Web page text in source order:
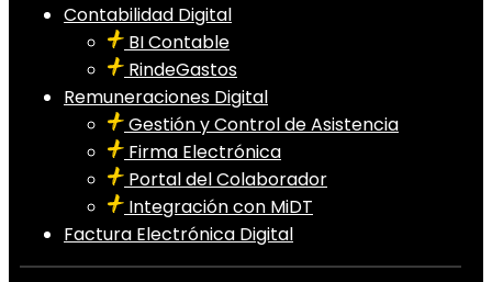
Contabilidad Digital
BI Contable
RindeGastos
Remuneraciones Digital
Gestión y Control de Asistencia
Firma Electrónica
Portal del Colaborador
Integración con MiDT
Factura Electrónica Digital